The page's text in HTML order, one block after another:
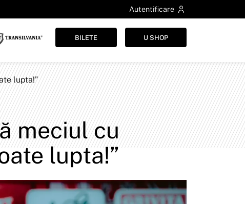
Autentificare
BILETE U SHOP
lupta!”
meciul cu
lupta!”